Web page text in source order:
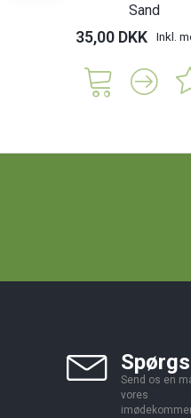
Sand
35,00 DKK Inkl.
Send os en
vores